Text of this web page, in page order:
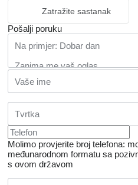
Zatražite sastanak
Pošalji poruku
Molimo provjerite broj telefona:
međunarodnom formatu sa
s ovom državom